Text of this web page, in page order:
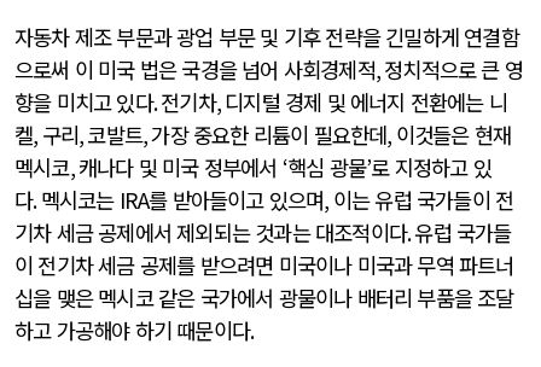
자동차 제조 부문과 광업 부문 및 기후 전략을 긴밀하게 연결함
으로써 이 미국 법은 국경을 넘어 사회경제적,정치적으로 큰 영
향을 미치고 있다.전기차,디지털 경제 및 에너지 전환에는 니
켈, 구리,코발트,가장 중요한 리튬이 필요한데, 이것들은 현재
멕시코,캐나다 및 미국 정부에서 ‘핵심 광물’로 지정하고 있
다.멕시코는 IRA를 받아들이고 있으며, 이는 유럽 국가들이 전
기차 세금 공제에서 제외되는 것과는 대조적이다.유럽 국가들
이 전기차 세금 공제를 받으려면 미국이나 미국과 무역 파트너
십을 맺은 멕시코 같은 국가에서 광물이나 배터리 부품을 조달
하고 가공해야 하기 때문이다.